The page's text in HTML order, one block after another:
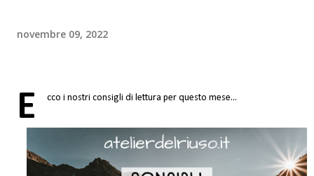
novembre 09, 2022
E cco i nostri consigli di lettura per questo mese...